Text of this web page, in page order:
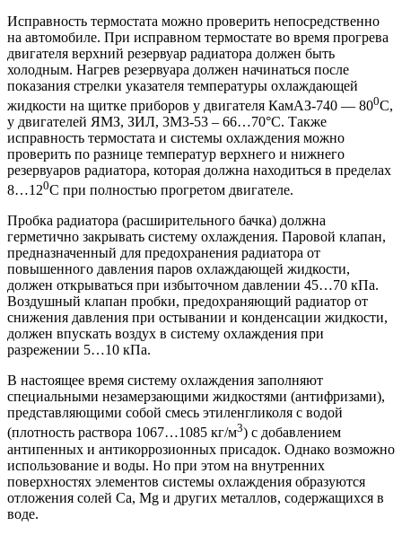
Исправность термостата можно проверить непосредственно
на автомобиле. При исправном термостате во время прогрева
двигателя верхний резервуар радиатора должен быть
холодным. Нагрев резервуара должен начинаться после
показания стрелки указателя температуры охлаждающей
жидкости на щитке приборов у двигателя КамАЗ-740 — 800С,
у двигателей ЯМЗ, ЗИЛ, 3M3-53 – 66…70°С. Также
исправность термостата и системы охлаждения можно
проверить по разнице температур верхнего и нижнего
резервуаров радиатора, которая должна находиться в пределах
8…120С при полностью прогретом двигателе.
Пробка радиатора (расширительного бачка) должна
герметично закрывать систему охлаждения. Паровой клапан,
предназначенный для предохранения радиатора от
повышенного давления паров охлаждающей жидкости,
должен открываться при избыточном давлении 45…70 кПа.
Воздушный клапан пробки, предохраняющий радиатор от
снижения давления при остывании и конденсации жидкости,
должен впускать воздух в систему охлаждения при
разрежении 5…10 кПа.
В настоящее время систему охлаждения заполняют
специальными незамерзающими жидкостями (антифризами),
представляющими собой смесь этиленгликоля с водой
(плотность раствора 1067…1085 кг/м3) с добавлением
антипенных и антикоррозионных присадок. Однако возможно
использование и воды. Но при этом на внутренних
поверхностях элементов системы охлаждения образуются
отложения солей Са, Мg и других металлов, содержащихся в
воде.